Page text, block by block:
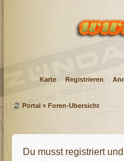
Karte Registrieren
Portal » Foren-Übersicht
Du musst registriert